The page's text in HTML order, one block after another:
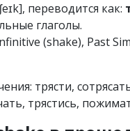
переводится как:
глаголы.
(shake), Past
трясти,
трястиcь,